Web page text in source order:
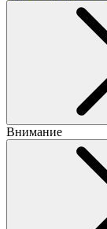
Внимание